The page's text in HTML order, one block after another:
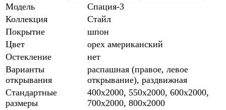
Модель
Спация-3
Коллекция
Стайл
Покрытие
шпон
Цвет
орех американский
Остекление
нет
Варианты
открывания
распашная (правое, левое
открывание), раздвижная
Стандартные
размеры
400х2000, 550х2000, 600х2000,
700х2000, 800х2000